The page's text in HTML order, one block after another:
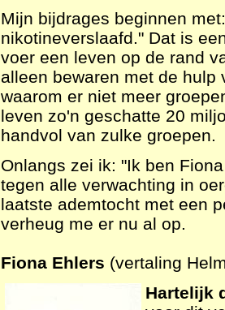
Mijn bijdrages beginnen
nikotineverslaafd." Dat is
voer een leven op de rand
alleen bewaren met de
waarom er niet meer
leven zo'n geschatte 20
handvol van zulke groepen.
Onlangs zei ik: "Ik ben
tegen alle verwachting in
laatste ademtocht met een
verheug me er nu al op.
Fiona Ehlers (vertaling
Hartelijk